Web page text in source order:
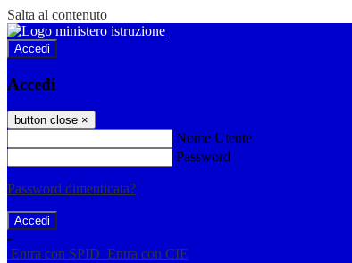
Salta al contenuto
Accedi
Accedi
button close ×
Nome Utente
Password
Password dimenticata?
-
Entra con SPID Entra con CIE